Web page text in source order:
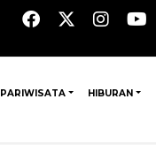
PARIWISATA HIBURAN